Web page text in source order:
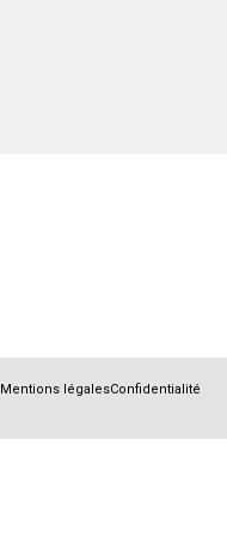
Mentions légalesConfidentialité